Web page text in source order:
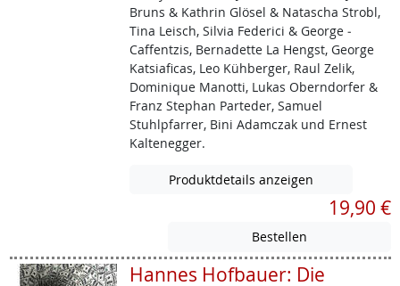
Bruns & Kathrin Glösel & Natascha Strobl,
Tina Leisch, Silvia Federici & George ­
Caffentzis, Bernadette La Hengst, George
Katsiaficas, Leo Kühberger, Raul Zelik,
Dominique Manotti, Lukas Oberndorfer &
Franz Stephan Parteder, Samuel
Stuhlpfarrer, Bini Adamczak und Ernest
Kaltenegger.
Produktdetails anzeigen
19,90 €
Hannes Hofbauer: Die